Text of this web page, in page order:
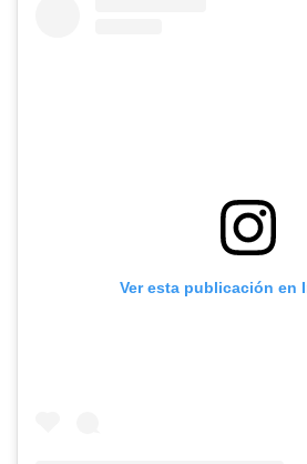
Ver esta publicación en